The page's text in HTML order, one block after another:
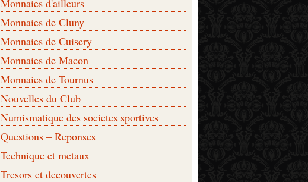
Monnaies d'ailleurs
Monnaies de Cluny
Monnaies de Cuisery
Monnaies de Macon
Monnaies de Tournus
Nouvelles du Club
Numismatique des societes sportives
Questions – Reponses
Technique et metaux
Tresors et decouvertes